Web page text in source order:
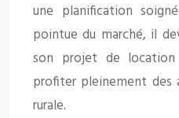
une planification
pointue du marché, il
son projet de
profiter pleinement des
rurale.